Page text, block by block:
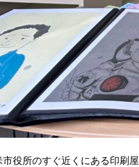
市役所のすぐ近くにある印刷